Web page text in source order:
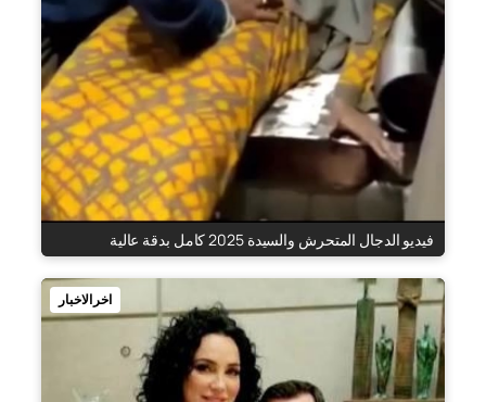
فيديو الدجال المتحرش والسيدة 2025 كامل بدقة عالية
اخر الاخبار